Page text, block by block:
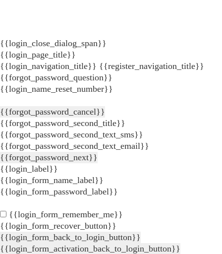
{{login_close_dialog_span}}
{{login_page_title}}
{{login_navigation_title}} {{register_navigation_title}}
{{forgot_password_question}}
{{login_name_reset_number}}
{{forgot_password_cancel}}
{{forgot_password_second_title}}
{{forgot_password_second_text_sms}}
{{forgot_password_second_text_email}}
{{forgot_password_next}}
{{login_label}}
{{login_form_name_label}}
{{login_form_password_label}}
{{login_form_remember_me}}
{{login_form_recover_button}}
{{login_form_back_to_login_button}}
{{login_form_activation_back_to_login_button}}